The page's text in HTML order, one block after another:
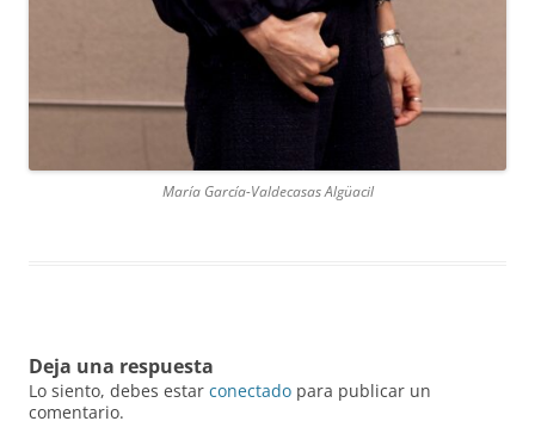
María García-Valdecasas Algüacil
Deja una respuesta
Lo siento, debes estar conectado para publicar un
comentario.